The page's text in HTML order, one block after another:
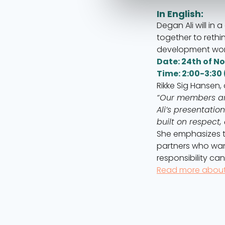
In English:
Degan Ali will in
together to
development
Date: 24th of
Time: 2:00-3:30
Rikke Sig
“Our members
Ali’s
built on respect,
She emphasizes
partners who
responsibility
Read more